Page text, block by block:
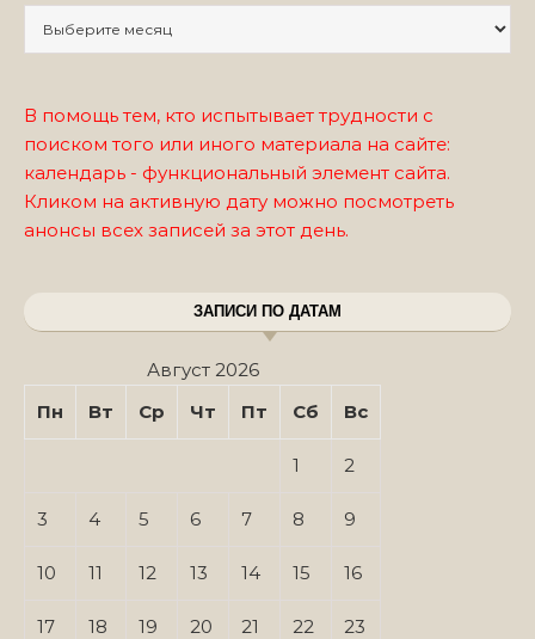
В помощь тем, кто испытывает трудности с
поиском того или иного материала на сайте:
календарь - функциональный элемент сайта.
Кликом на активную дату можно посмотреть
анонсы всех записей за этот день.
ЗАПИСИ ПО ДАТАМ
Август 2026
Пн
Вт Ср Чт Пт Сб Вс
1 2
3 4 5 6 7 8 9
10 11 12 13 14 15 16
17 18 19 20 21 22 23